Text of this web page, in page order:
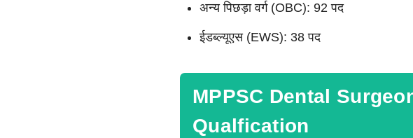
अन्य पिछड़ा वर्ग (OBC): 92 पद
ईडब्ल्यूएस (EWS): 38 पद
MPPSC Dental
Qualfication